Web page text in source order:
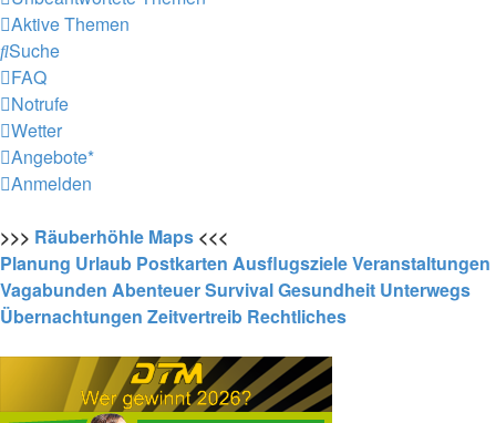
Aktive Themen
Suche
FAQ
Notrufe
Wetter
Angebote*
Anmelden
>>> Räuberhöhle Maps <<<
Planung Urlaub Postkarten AusflugszieleVeranstaltungen
Vagabunden AbenteuerSurvivalGesundheit Unterwegs
Übernachtungen Zeitvertreib Rechtliches